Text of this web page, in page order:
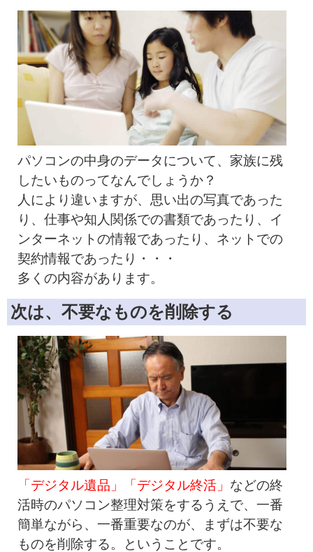
パソコンの中身のデータについて、家族に残
したいものってなんでしょうか？
人により違いますが、思い出の写真であった
り、仕事や知人関係での書類であったり、イ
ンターネットの情報であったり、ネットでの
契約情報であったり・・・
多くの内容があります。
次は、不要なものを削除する
「デジタル遺品」「デジタル終活」 などの終
活時のパソコン整理対策をするうえで、一番
簡単ながら、一番重要なのが、まずは不要な
ものを削除する。ということです。